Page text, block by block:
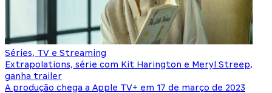
Séries, TV e Streaming
Extrapolations, série com Kit Harington e Meryl Streep,
ganha trailer
A produção chega a Apple TV+ em 17 de março de 2023